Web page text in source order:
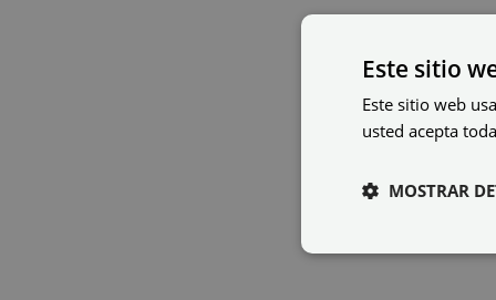
Este sitio
Este sitio web
usted acepta
MOSTRAR